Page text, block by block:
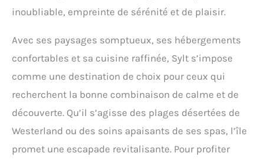
inoubliable, empreinte de sérénité et de plaisir.
Avec ses paysages somptueux, ses hébergements
confortables et sa cuisine raffinée, Sylt s’impose
comme une destination de choix pour ceux qui
recherchent la bonne combinaison de calme et de
découverte. Qu’il s’agisse des plages désertées de
Westerland ou des soins apaisants de ses spas, l’île
promet une escapade revitalisante. Pour profiter